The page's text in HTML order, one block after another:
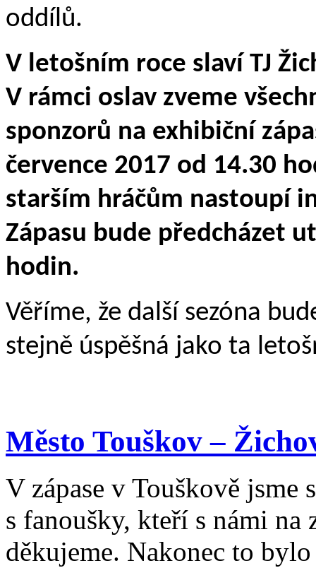
oddílů.
V letošním roce slaví TJ
V rámci oslav zveme
sponzorů na exhibiční
července 2017 od 14.30
starším hráčům nastoupí
Zápasu bude předcházet
hodin.
Věříme, že další sezóna
stejně úspěšná jako ta
Město Touškov –
V zápase v Touškově jsme
s fanoušky, kteří s námi na
děkujeme. Nakonec to